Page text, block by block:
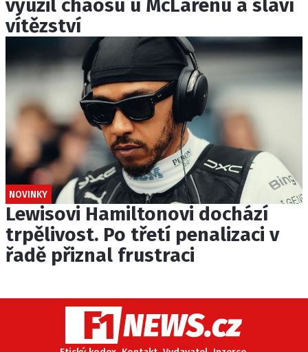
využil chaosu u McLarenu a slaví
vítězství
NOVINKY
Lewisovi Hamiltonovi dochází
trpělivost. Po třetí penalizaci v
řadě přiznal frustraci